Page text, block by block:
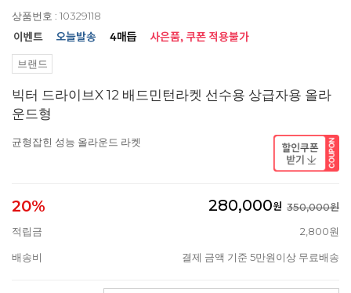
상품번호 : 10329118
브랜드
빅터 드라이브X 12 배드민턴라켓 선수용 상급자용 올라
운드형
균형잡힌 성능 올라운드 라켓
20% 280,000원 350,000원
적립금
2,800원
배송비 결제 금액 기준 5만원이상 무료배송